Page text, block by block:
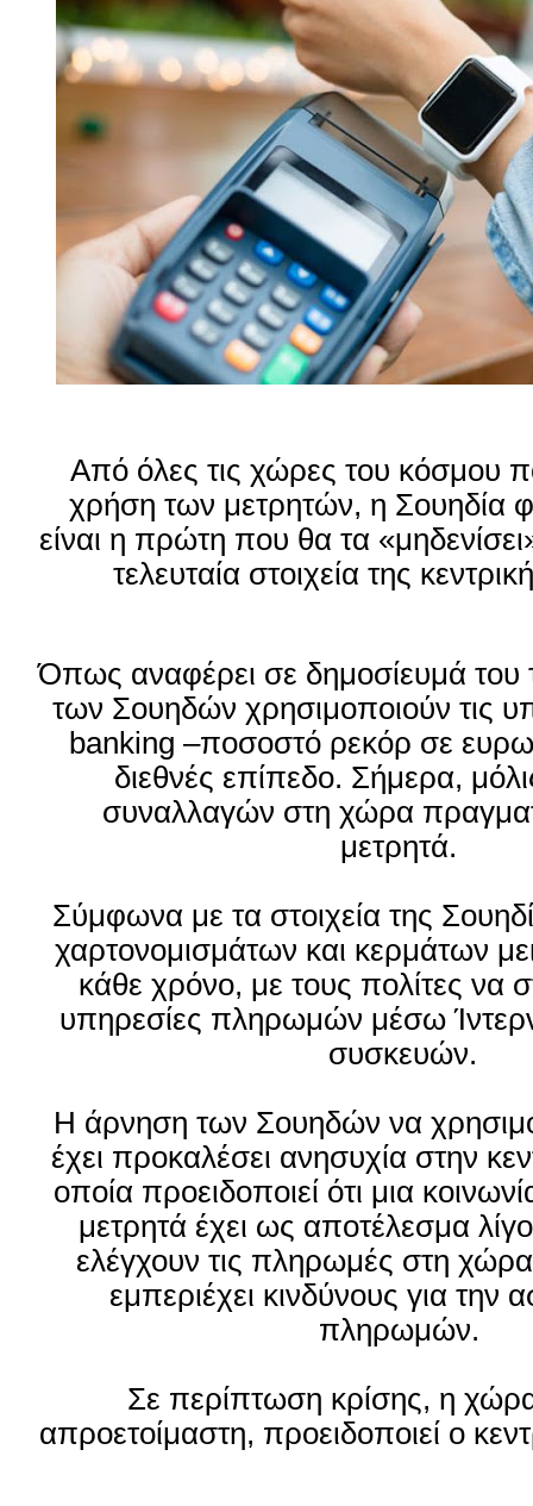
Από όλες τις χώρες του κόσμου
χρήση των μετρητών, η Σουηδία
είναι η πρώτη που θα τα
τελευταία στοιχεία της
Όπως αναφέρει σε δημοσίευμά του
των Σουηδών χρησιμοποιούν τις
banking –ποσοστό ρεκόρ σε
διεθνές επίπεδο. Σήμερα,
συναλλαγών στη χώρα
μετρητά.
Σύμφωνα με τα στοιχεία της
χαρτονομισμάτων και κερμάτων
κάθε χρόνο, με τους πολίτες να
υπηρεσίες πληρωμών μέσω
συσκευών.
Η άρνηση των Σουηδών να
έχει προκαλέσει ανησυχία στην
οποία προειδοποιεί ότι μια
μετρητά έχει ως αποτέλεσμα
ελέγχουν τις πληρωμές στη
εμπεριέχει κινδύνους για την
πληρωμών.
Σε περίπτωση κρίσης, η
απροετοίμαστη, προειδοποιεί ο